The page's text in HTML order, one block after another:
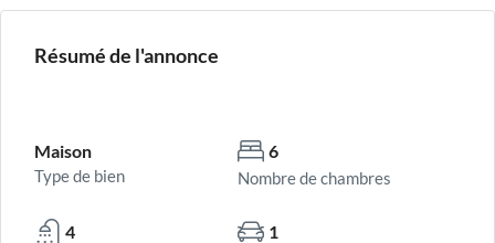
Résumé de l'annonce
Maison
Type de bien
6
Nombre de chambres
4 1